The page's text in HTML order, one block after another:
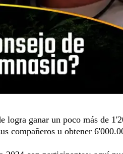
ganar un poco más de
compañeros u obtener